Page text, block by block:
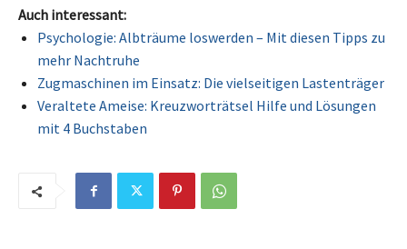
Auch interessant:
Psychologie: Albträume loswerden – Mit diesen Tipps zu
mehr Nachtruhe
Zugmaschinen im Einsatz: Die vielseitigen Lastenträger
Veraltete Ameise: Kreuzworträtsel Hilfe und Lösungen
mit 4 Buchstaben